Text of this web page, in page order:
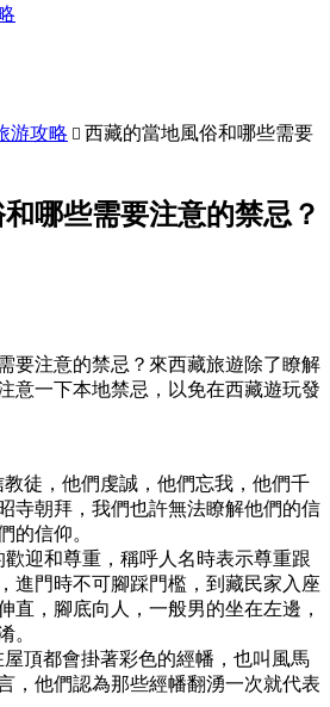
游攻略  西藏的當地風俗和哪些需要
哪些需要注意的禁忌？
要注意的禁忌？來西藏旅遊除了瞭解
意一下本地禁忌，以免在西藏遊玩發
徒，他們虔誠，他們忘我，他們千
寺朝拜，我們也許無法瞭解他們的信
的信仰。
迎和尊重，稱呼人名時表示尊重跟
進門時不可腳踩門檻，到藏民家入座
直，腳底向人，一般男的坐在左邊，
。
頂都會掛著彩色的經幡，也叫風馬
，他們認為那些經幡翻湧一次就代表